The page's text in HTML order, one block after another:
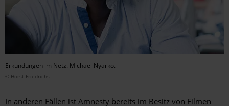
Erkundungen im Netz. Michael Nyarko.
© Horst Friedrichs
In anderen Fällen ist Amnesty bereits im Besitz von Filmen